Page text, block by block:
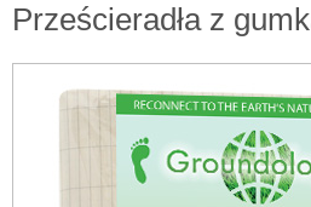
Prześcieradła z